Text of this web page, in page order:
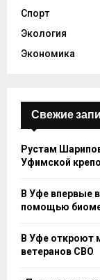
Спорт
Экология
Экономика
Свежие
Рустам
Уфимской
В Уфе впервые
помощью
В Уфе откроют
ветеранов СВО